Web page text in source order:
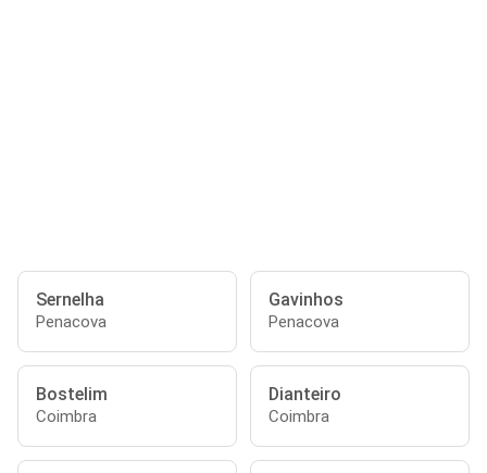
Sernelha
Penacova
Gavinhos
Penacova
Bostelim
Coimbra
Dianteiro
Coimbra